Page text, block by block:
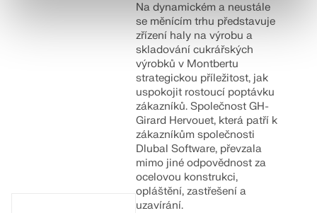
Na dynamickém a neustále
se měnícím trhu představuje
zřízení haly na výrobu a
skladování cukrářských
výrobků v Montbertu
strategickou příležitost, jak
uspokojit rostoucí poptávku
zákazníků. Společnost GH-
Girard Hervouet, která patří k
zákazníkům společnosti
Dlubal Software, převzala
mimo jiné odpovědnost za
ocelovou konstrukci,
opláštění, zastřešení a
uzavírání.